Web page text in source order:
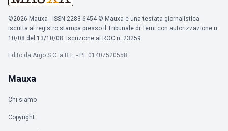
©2026 Mauxa - ISSN 2283-6454 © Mauxa è una testata giornalistica
iscritta al registro stampa presso il Tribunale di Terni con autorizzazione n.
10/08 del 13/10/08. Iscrizione al ROC n. 23259.
Edito da Argo S.C. a R.L. - P.I. 01407520558
Mauxa
Chi siamo
Copyright